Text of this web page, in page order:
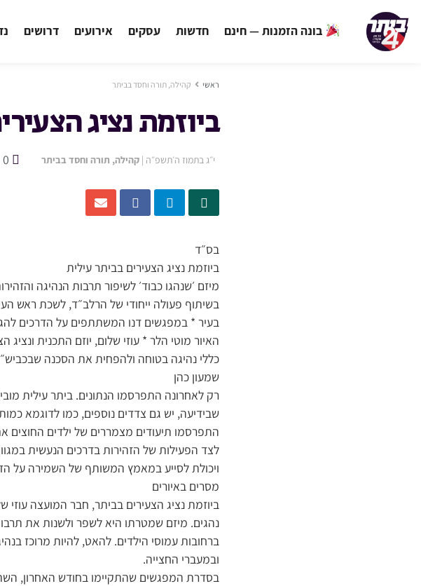
בונה הזמנות — חינם חדשות עסקים אירועים דרושים
ראשי קהילה, תורה וחסד בביתר
ביוזמת נציג
י״ג בתמוז ה׳תשפ״ה | קהילה, תורה וחסד בביתר 0
בס״ד
ביוזמת נציג הצעירים בביתר עילית
מיזם ׳שנהגו כבוד׳ לשיפור תרבות הנהיגה
בשיתוף פעולה ייחודי של הרלב״ד, לשכת ראש
בעיר * במפגשים דנו המשתתפים על הדרכים
האיור מוטי הלר * עוזי שלום, יוזם התכנית
כללי נהיגה בטוחה ולהפחית את הסכנה
שמעון כהן
רק לאחרונה התפרסמו הנתונים. ביתר עילית
שבידיעה, יש גם צדדים נוספים, כמו לדוגמא
התפרסמו תיעודים מצמררים של ילדים החוצים
לצד הפעילות של הזהירות בדרכים הנעשית
ויכולת לסייע במאמץ המשותף של השמירה על
מסרים באיורים
ביוזמת נציג הצעירים בביתר, חבר המועצה עוזי
נהגים. מיזם שמטרתו היא לשפר ולשנות את
ברחובות עמוסי הילדים. להאט, להיות מרוכז
ובמעברי החצייה.
בסדרת המפגשים שהתקיימו בחודש האחרון,